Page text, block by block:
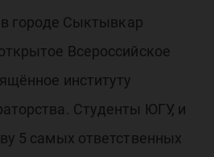
городе Сыктывкар
Всероссийское
институту
Студенты ЮГУ, и
5 самых ответственных